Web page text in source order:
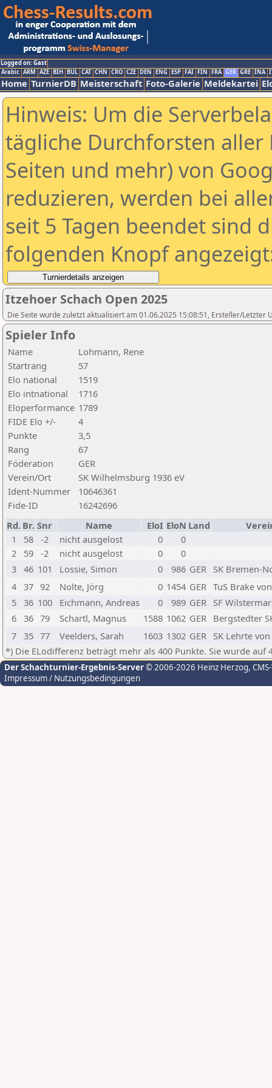
Logged on: Gast
Arabic ARM AZE BIH BUL CAT CHN CRO CZE DEN ENG ESP FAI FIN FRA GER GRE INA
Home TurnierDB Meisterschaft Foto-Galerie Meldekartei
Hinweis: Um die
tägliche Durchforsten aller
Seiten und mehr) von
reduzieren, werden bei
seit 5 Tagen beendet sind
folgenden Knopf
Itzehoer Schach Open 2025
Die Seite wurde zuletzt aktualisiert am 01.06.2025 15:08:51, Ersteller/Letzter
Spieler Info
Name
Lohmann, Rene
Startrang
57
Elo national
1519
Elo intnational
1716
Eloperformance 1789
FIDE Elo +/-
4
Punkte
3,5
Rang
67
Föderation
GER
Verein/Ort
SK Wilhelmsburg 1936 eV
Ident-Nummer
10646361
Fide-ID
16242696
Rd. Br. Snr Name EloI EloN Land
1
58 -2 nicht ausgelost 0
0
2
59 -2 nicht ausgelost 0
0
3
46 101 Lossie, Simon 0 986 GER SK Bremen-
4
37 92 Nolte, Jörg 0 1454 GER TuS Brake
5
36 100 Eichmann, Andreas 0 989 GER SF
6
36 79 Schartl, Magnus 1588 1062 GER Bergstedter
7
35 77 Veelders, Sarah 1603 1302 GER SK Lehrte
*) Die ELodifferenz beträgt mehr als 400 Punkte. Sie wurde auf
Der Schachturnier-Ergebnis-Server© 2006-2026 Heinz Herzog,
Impressum / Nutzungsbedingungen